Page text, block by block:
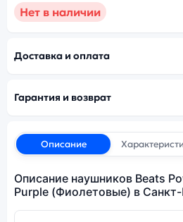
Нет в наличии
Доставка и оплата
Гарантия и возврат
Описание
Описание наушников Beats
Purple (Фиолетовые) в